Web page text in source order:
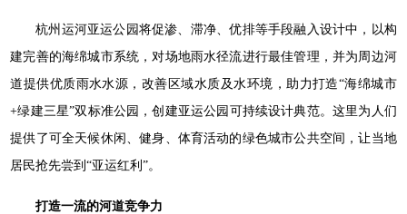
杭州运河亚运公园将促渗、滞净、优排等手段融入设计中，以构
建完善的海绵城市系统，对场地雨水径流进行最佳管理，并为周边河
道提供优质雨水水源，改善区域水质及水环境，助力打造“海绵城市
+绿建三星”双标准公园，创建亚运公园可持续设计典范。这里为人们
提供了可全天候休闲、健身、体育活动的绿色城市公共空间，让当地
居民抢先尝到“亚运红利”。
打造一流的河道竞争力